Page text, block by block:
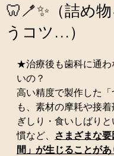
🦷🪥✨（詰め
うコツ…）
★治療後も歯科に通わ
いの？
高い精度で製作した「
も、素材の摩耗や接
ぎしり・食いしばり
慣など、
さまざまな
間」が生じることがあ